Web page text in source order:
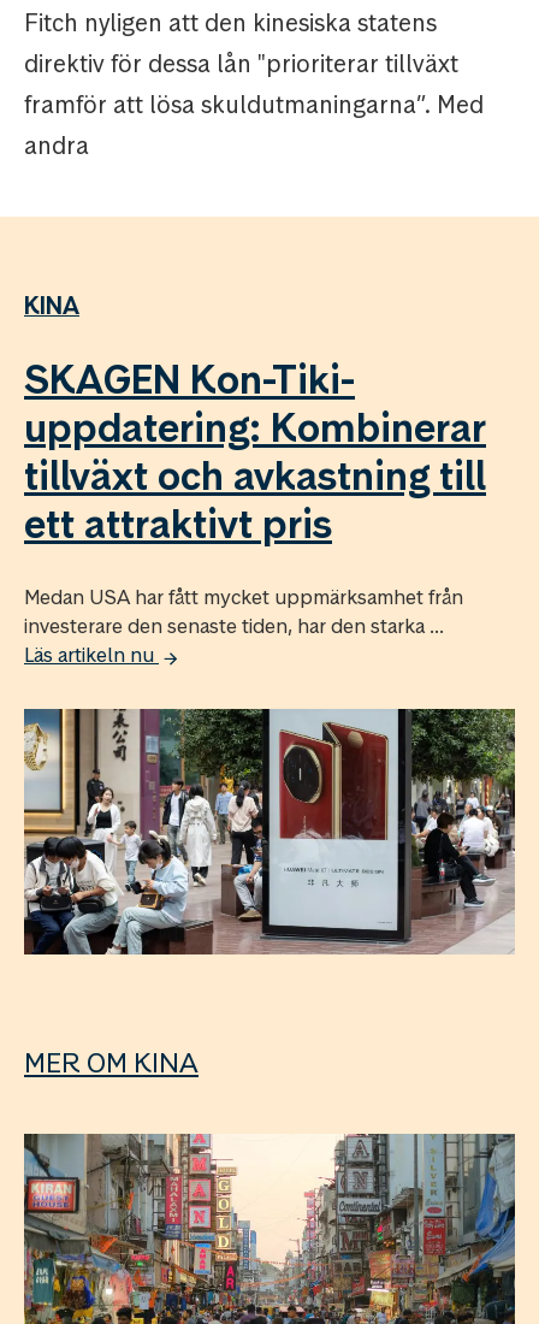
Fitch nyligen att den kinesiska statens
direktiv för dessa lån "prioriterar tillväxt
framför att lösa skuldutmaningarna”. Med
andra
KINA
SKAGEN Kon-Tiki-
uppdatering: Kombinerar
tillväxt och avkastning till
ett attraktivt pris
Medan USA har fått mycket uppmärksamhet från
investerare den senaste tiden, har den starka ...
Läs artikeln nu
MER OM KINA